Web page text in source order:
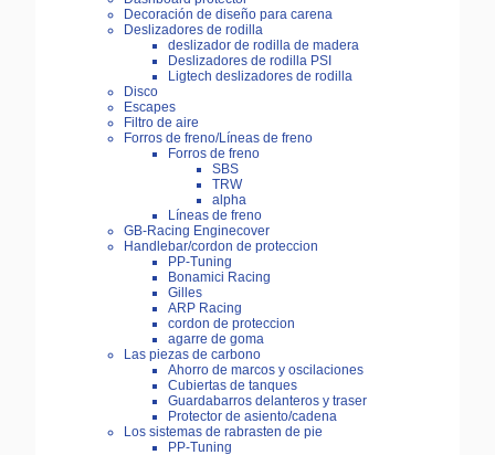
Decoración de diseño para carena
Deslizadores de rodilla
deslizador de rodilla de madera
Deslizadores de rodilla PSI
Ligtech deslizadores de rodilla
Disco
Escapes
Filtro de aire
Forros de freno/Líneas de freno
Forros de freno
SBS
TRW
alpha
Líneas de freno
GB-Racing Enginecover
Handlebar/cordon de proteccion
PP-Tuning
Bonamici Racing
Gilles
ARP Racing
cordon de proteccion
agarre de goma
Las piezas de carbono
Ahorro de marcos y oscilaciones
Cubiertas de tanques
Guardabarros delanteros y traser
Protector de asiento/cadena
Los sistemas de rabrasten de pie
PP-Tuning